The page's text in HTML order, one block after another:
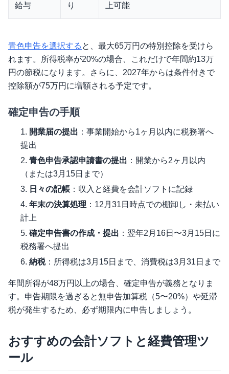
給与
り
上可能
青色申告を選択する と、最大65万円の特別控除を受けら
れます。所得税率が20%の場合、これだけで年間約13万
円の節税になります。さらに、2027年からは条件付きで
控除額が75万円に増額される予定です。
確定申告の手順
開業届の提出 ：事業開始から1ヶ月以内に税務署へ
提出
青色申告承認申請書の提出 ：開業から2ヶ月以内
（または3月15日まで）
日々の記帳 ：収入と経費を会計ソフトに記録
年末の決算処理 ：12月31日時点での棚卸し・未払い
計上
確定申告書の作成・提出 ：翌年2月16日〜3月15日に
税務署へ提出
納税：所得税は3月15日まで、消費税は3月31日まで
年間所得が48万円以上の場合、確定申告が義務となりま
す。申告期限を過ぎると無申告加算税（5〜20%）や延滞
税が発生するため、必ず期限内に申告しましょう。
おすすめの会計ソフトと経費管理ツ
ール